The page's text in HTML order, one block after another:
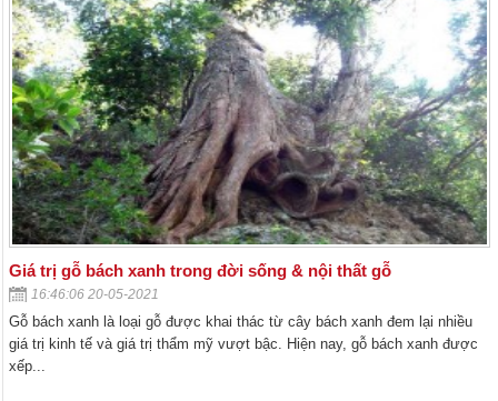
Giá trị gỗ bách xanh trong đời sống & nội thất gỗ
16:46:06 20-05-2021
Gỗ bách xanh là loại gỗ được khai thác từ cây bách xanh đem lại nhiều
giá trị kinh tế và giá trị thẩm mỹ vượt bậc. Hiện nay, gỗ bách xanh được
xếp...